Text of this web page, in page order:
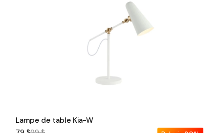
Lampe de table Kia-W